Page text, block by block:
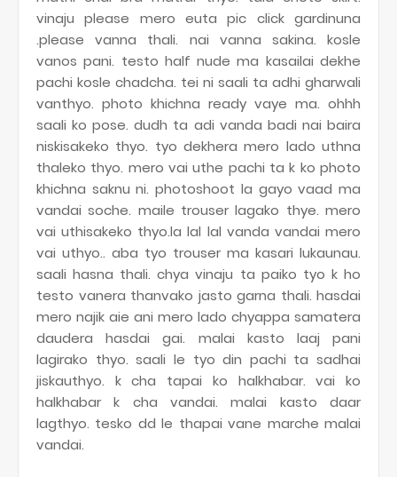
vinaju please mero euta pic click gardinuna
.please vanna thali. nai vanna sakina. kosle
vanos pani. testo half nude ma kasailai dekhe
pachi kosle chadcha. tei ni saali ta adhi gharwali
vanthyo. photo khichna ready vaye ma. ohhh
saali ko pose. dudh ta adi vanda badi nai baira
niskisakeko thyo. tyo dekhera mero lado uthna
thaleko thyo. mero vai uthe pachi ta k ko photo
khichna saknu ni. photoshoot la gayo vaad ma
vandai soche. maile trouser lagako thye. mero
vai uthisakeko thyo.la lal lal vanda vandai mero
vai uthyo.. aba tyo trouser ma kasari lukaunau.
saali hasna thali. chya vinaju ta paiko tyo k ho
testo vanera thanvako jasto garna thali. hasdai
mero najik aie ani mero lado chyappa samatera
daudera hasdai gai. malai kasto laaj pani
lagirako thyo. saali le tyo din pachi ta sadhai
jiskauthyo. k cha tapai ko halkhabar. vai ko
halkhabar k cha vandai. malai kasto daar
lagthyo. tesko dd le thapai vane marche malai
vandai.